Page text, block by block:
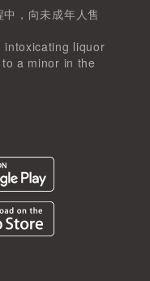
，向未成年人售
intoxicating liquor
a minor in the